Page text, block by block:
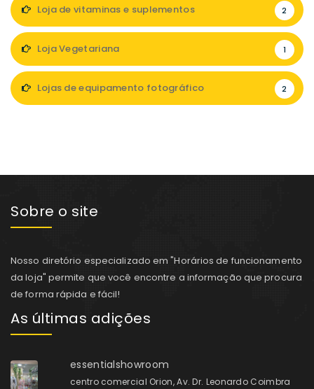
Loja de vitaminas e suplementos 2
Loja Vegetariana 1
Lojas de equipamento fotográfico 2
Sobre o site
Nosso diretório especializado em "Horários de funcionamento
da loja" permite que você encontre a informação que procura
de forma rápida e fácil!
As últimas adições
essentialshowroom
centro comercial Orion, Av. Dr. Leonardo Coimbra